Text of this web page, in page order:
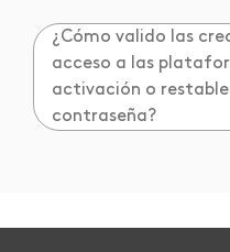
¿Cómo valido las
acceso a las
activación o
contraseña?